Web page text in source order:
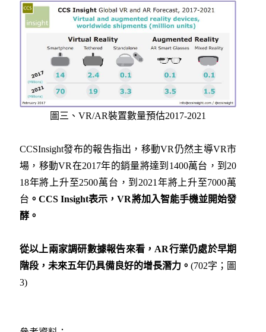
圖三、VR/AR裝置數量預估2017-2021
CCSInsight發布的報告指出，移動VR仍然主導VR市
場，移動VR在2017年的銷量將達到1400萬台，到20
18年將上升至2500萬台，到2021年將上升至7000萬
台 。CCS Insight表示，VR將加入智能手機並開始發
酵。
從以上兩家調研數據報告來看，AR行業仍處於早期
階段，未來五年仍具備良好的增長潛力。(702字；圖
3)